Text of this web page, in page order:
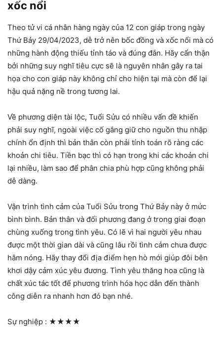
xốc nổi
Theo tử vi cá nhân hàng ngày của 12 con giáp trong ngày
Thứ Bảy 29/04/2023, dễ trở nên bốc đồng và xốc nổi mà có
những hành động thiếu tỉnh táo và đúng đắn. Hãy cẩn thận
bởi những suy nghĩ tiêu cực sẽ là nguyên nhân gây ra tai
họa cho con giáp này không chỉ cho hiện tại mà còn để lại
hậu quả nặng nề trong tương lai.
Về phương diện tài lộc, Tuổi Sửu có nhiều vấn đề khiến
phải suy nghĩ, ngoài việc cố gắng giữ cho nguồn thu nhập
chính ổn định thì bản thân còn phải tính toán rõ ràng các
khoản chi tiêu. Tiền bạc thì có hạn trong khi các khoản chi
lại nhiều, làm sao để phân chia phù hợp cũng không phải
dễ dàng.
Vận trình tình cảm của Tuổi Sửu trong Thứ Bảy này ở mức
bình bình. Bản thân và đối phương đang ở trong giai đoạn
chùng xuống trong tình yêu. Có lẽ vì hai người yêu nhau
được một thời gian dài và cũng lâu rồi tình cảm chưa được
hâm nóng. Hãy thay đổi địa điểm hẹn hò mới giúp đôi bên
khơi dậy cảm xúc yêu đương. Tình yêu thăng hoa cũng là
chất xúc tác tốt để phương trình hóa học dẫn đến thành
công diễn ra nhanh hơn đó bạn nhé.
Sự nghiệp : ★★★★